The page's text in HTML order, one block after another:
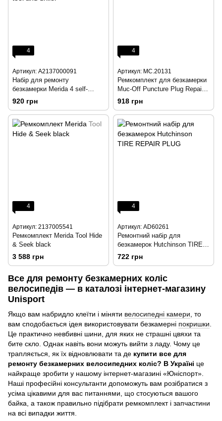
4
Артикул: A2137000091
Набір для ремонту
безкамерки Merida 4 self-
vulcanizing plugs, insertion tool
and driller
920 грн
4
Артикул: MC.20131
Ремкомплект для безкамерки
Muc-Off Puncture Plug Repair
Kit
918 грн
4
Артикул: 2137005541
Ремкомплект Merida Tool Hide
& Seek black
3 588 грн
4
Артикул: AD60261
Ремонтний набір для
безкамерок Hutchinson TIRE
REPAIR PLUG
722 грн
Все для ремонту безкамерних коліс
велосипедів — в каталозі інтернет-магазину
Unisport
Якщо вам набридло клеїти і міняти велосипедні камери , то
вам сподобається ідея використовувати безкамерні покришки
Це практично невбивні шини, для яких не страшні цвяхи та
бите скло. Однак навіть вони можуть вийти з ладу. Чому це
трапляється, як їх відновлювати та де купити все для
ремонту безкамерних велосипедних коліс? В Україні це
найкраще зробити у нашому інтернет-магазині «Юніспорт».
Наші професійні консультанти допоможуть вам розібратися з
усіма цікавими для вас питаннями, що стосуються вашого
байка, а також правильно підібрати ремкомплект і запчастини
на всі випадки життя.